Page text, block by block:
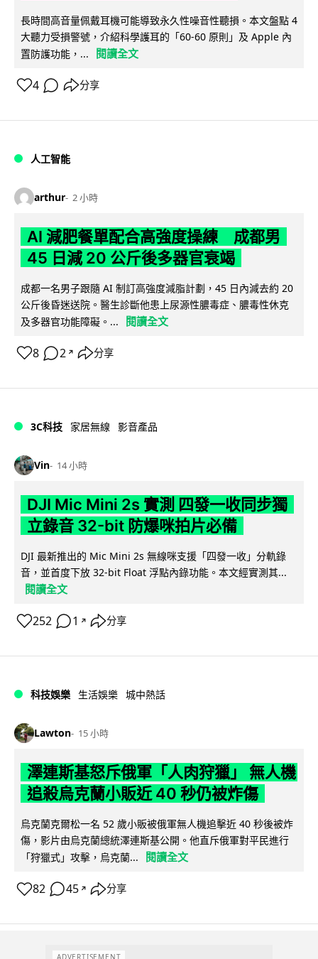
長時間高音量佩戴耳機可能導致永久性噪音性聽損。本文盤點 4
大聽力受損警號，介紹科學護耳的「60-60 原則」及 Apple 內
置防護功能，...
閱讀全文
4 分享
人工智能
arthur 2 小時
AI 減肥餐單配合高強度操練 成都男
45 日減 20 公斤後多器官衰竭
成都一名男子跟隨 AI 制訂高強度減脂計劃，45 日內減去約 20
公斤後昏迷送院。醫生診斷他患上尿源性膿毒症、膿毒性休克
及多器官功能障礙。...
閱讀全文
8 2 ↗ 分享
3C科技 家居無線 影音產品
Vin 14 小時
DJI Mic Mini 2s 實測 四發一收同步獨
立錄音 32-bit 防爆咪拍片必備
DJI 最新推出的 Mic Mini 2s 無線咪支援「四發一收」分軌錄
音，並首度下放 32-bit Float 浮點內錄功能。本文經實測其...
閱讀全文
252 1 ↗ 分享
科技娛樂 生活娛樂 城中熱話
Lawton 15 小時
澤連斯基怒斥俄軍「人肉狩獵」 無人機
追殺烏克蘭小販近 40 秒仍被炸傷
烏克蘭克爾松一名 52 歲小販被俄軍無人機追擊近 40 秒後被炸
傷，影片由烏克蘭總統澤連斯基公開。他直斥俄軍對平民進行
「狩獵式」攻擊，烏克蘭...
閱讀全文
82 45 ↗ 分享